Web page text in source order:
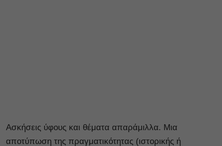
Ασκήσεις ύφους και θέματα απαράμιλλα. Μια
αποτύπωση της πραγματικότητας (ιστορικής ή